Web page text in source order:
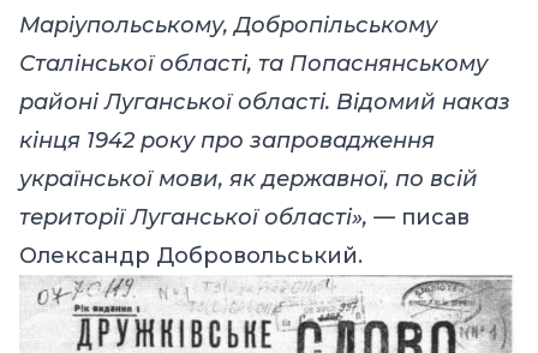
Маріупольському, Добропільському
Сталінської області, та Попаснянському
районі Луганської області. Відомий наказ
кінця 1942 року про запровадження
української мови, як державної, по всій
території Луганської області», — писав
Олександр Добровольський.